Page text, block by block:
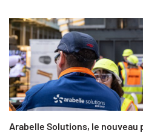
Arabelle Solutions, le